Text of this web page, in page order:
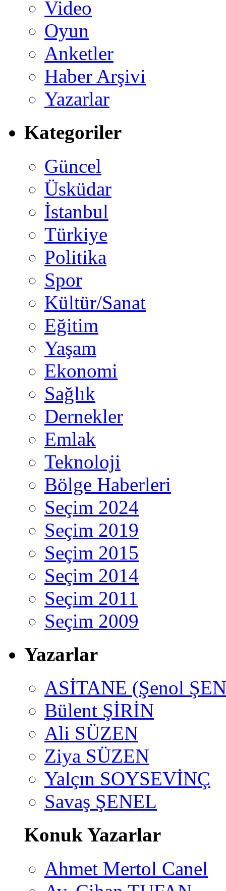
Video
Oyun
Anketler
Haber Arşivi
Yazarlar
Kategoriler
Güncel
Üsküdar
İstanbul
Türkiye
Politika
Spor
Kültür/Sanat
Eğitim
Yaşam
Ekonomi
Sağlık
Dernekler
Emlak
Teknoloji
Bölge Haberleri
Seçim 2024
Seçim 2019
Seçim 2015
Seçim 2014
Seçim 2011
Seçim 2009
Yazarlar
ASİTANE (Şenol
Bülent ŞİRİN
Ali SÜZEN
Ziya SÜZEN
Yalçın SOYSEVİNÇ
Savaş ŞENEL
Konuk Yazarlar
Ahmet Mertol Canel